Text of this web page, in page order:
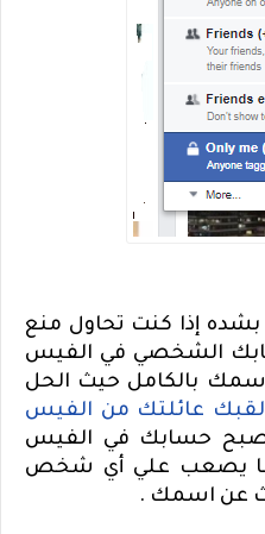
بشده إذا كنت تحاول منع
الشخصي في الفيس
بالكامل حيث الحل
عائلتك من الفيس
حسابك في الفيس
يصعب علي أي شخص
عن اسمك .